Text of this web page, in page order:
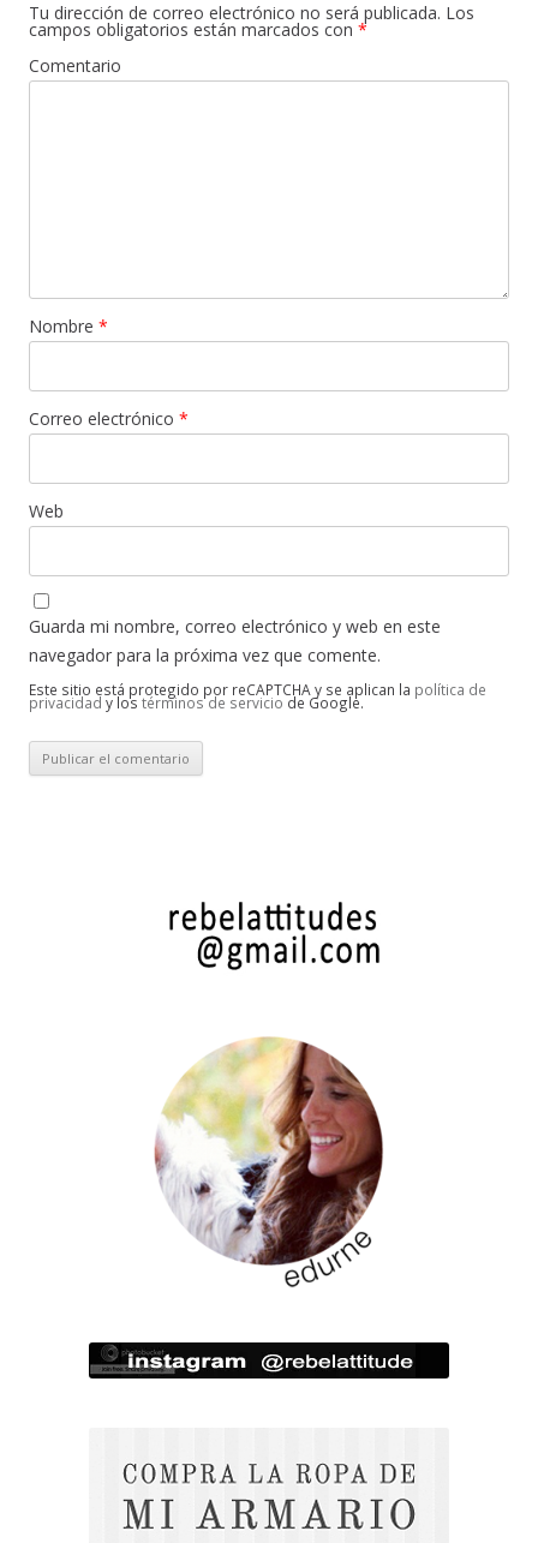
Tu dirección de correo electrónico no será publicada. Los
campos obligatorios están marcados con *
Comentario
Nombre *
Correo electrónico *
Web
Guarda mi nombre, correo electrónico y web en este
navegador para la próxima vez que comente.
Este sitio está protegido por reCAPTCHA y se aplican la política de
privacidad y los términos de servicio de Google.